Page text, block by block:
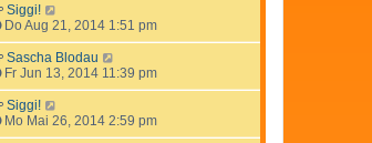
Siggi!
Do Aug 21, 2014 1:51 pm
Sascha Blodau
Fr Jun 13, 2014 11:39 pm
Siggi!
Mo Mai 26, 2014 2:59 pm